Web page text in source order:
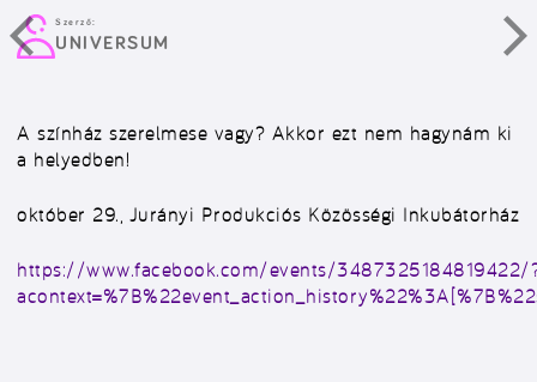
Szerző:
UNIVERSUM
A színház szerelmese vagy? Akkor ezt nem hagynám ki
a helyedben!
október 29., Jurányi Produkciós Közösségi Inkubátorház
https://www.facebook.com/events/3487325184819422/